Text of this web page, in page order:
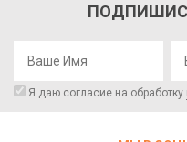
Я даю согласие на обработку